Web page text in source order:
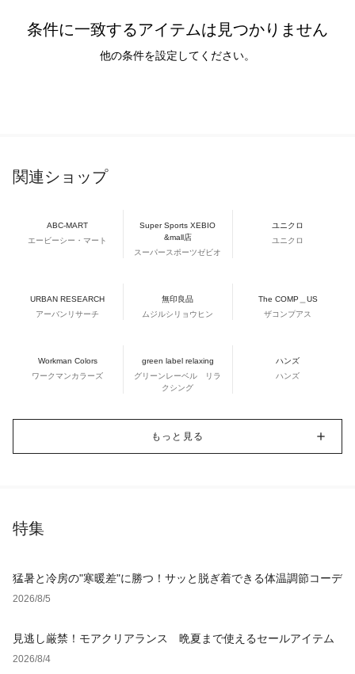
条件に一致するアイテムは見つかりません
他の条件を設定してください。
関連ショップ
ABC-MART
エービーシー・マート
Super Sports XEBIO
&mall店
スーパースポーツゼビオ
ユニクロ
ユニクロ
URBAN RESEARCH
アーバンリサーチ
無印良品
ムジルシリョウヒン
The COMP＿US
ザコンプアス
Workman Colors
ワークマンカラーズ
green label relaxing
グリーンレーベル リラ
クシング
ハンズ
ハンズ
もっと見る
特集
猛暑と冷房の"寒暖差"に勝つ！サッと脱ぎ着できる体温調節コーデ
2026/8/5
見逃し厳禁！モアクリアランス 晩夏まで使えるセールアイテム
2026/8/4